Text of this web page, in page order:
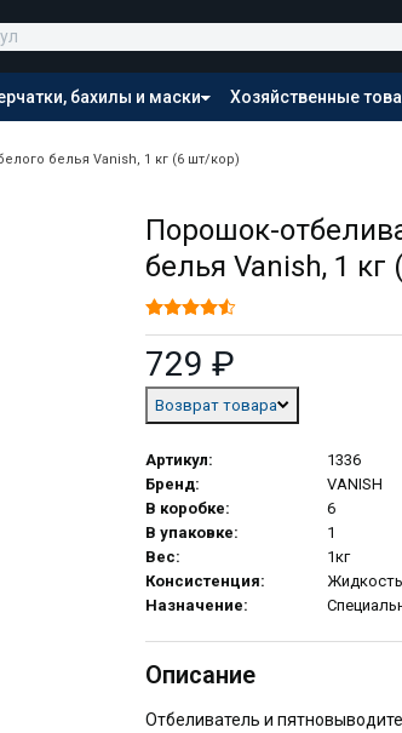
бахилы и маски Хозяйственные
белья Vanish, 1 кг (6 шт/кор)
Порошок-
белья Vanish, 1
729 ₽
Возврат товара
Артикул:
1336
Бренд:
VANISH
В коробке:
6
В упаковке:
1
Вес:
1кг
Консистенция:
Жидкость
Назначение:
Описание
Отбеливатель и